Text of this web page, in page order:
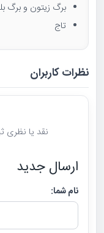
برگ زیتون و برگ
تاج
نظرات کاربران
نقد یا نظری
ارسال جدید
نام شما: